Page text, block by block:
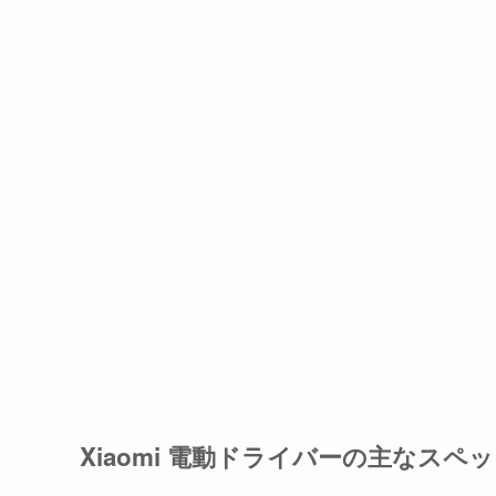
Xiaomi 電動ドライバーの主なスペ